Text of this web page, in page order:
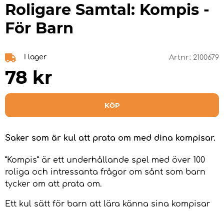
Roligare Samtal: Kompis -
För Barn
I lager Artnr: 2100679
78 kr
KÖP
Saker som är kul att prata om med dina kompisar.
”Kompis” är ett underhållande spel med över 100
roliga och intressanta frågor om sånt som barn
tycker om att prata om.
Ett kul sätt för barn att lära känna sina kompisar